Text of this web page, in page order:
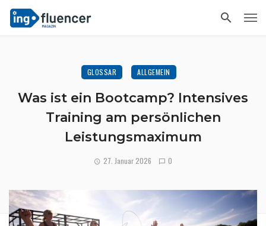
GLOSSAR ALLGEMEIN
Was ist ein Bootcamp? Intensives
Training am persönlichen
Leistungsmaximum
27. Januar 2026 0